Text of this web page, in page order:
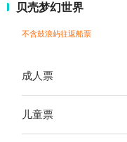
贝壳梦幻世界
不含鼓浪屿往返船票
成人票
儿童票